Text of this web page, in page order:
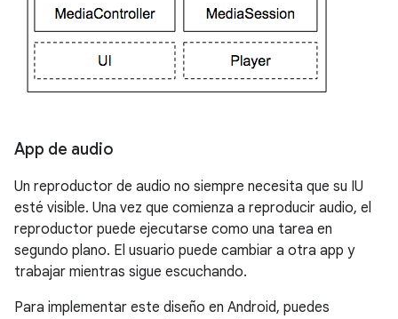
App de audio
Un reproductor de audio no siempre necesita que su IU
esté visible. Una vez que comienza a reproducir audio, el
reproductor puede ejecutarse como una tarea en
segundo plano. El usuario puede cambiar a otra app y
trabajar mientras sigue escuchando.
Para implementar este diseño en Android, puedes